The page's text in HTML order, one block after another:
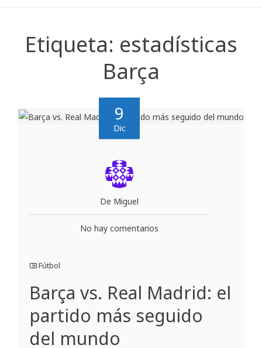
Etiqueta: estadísticas
Barça
9
Dic
De Miguel
No hay comentarios
Fútbol
Barça vs. Real Madrid: el
partido más seguido
del mundo